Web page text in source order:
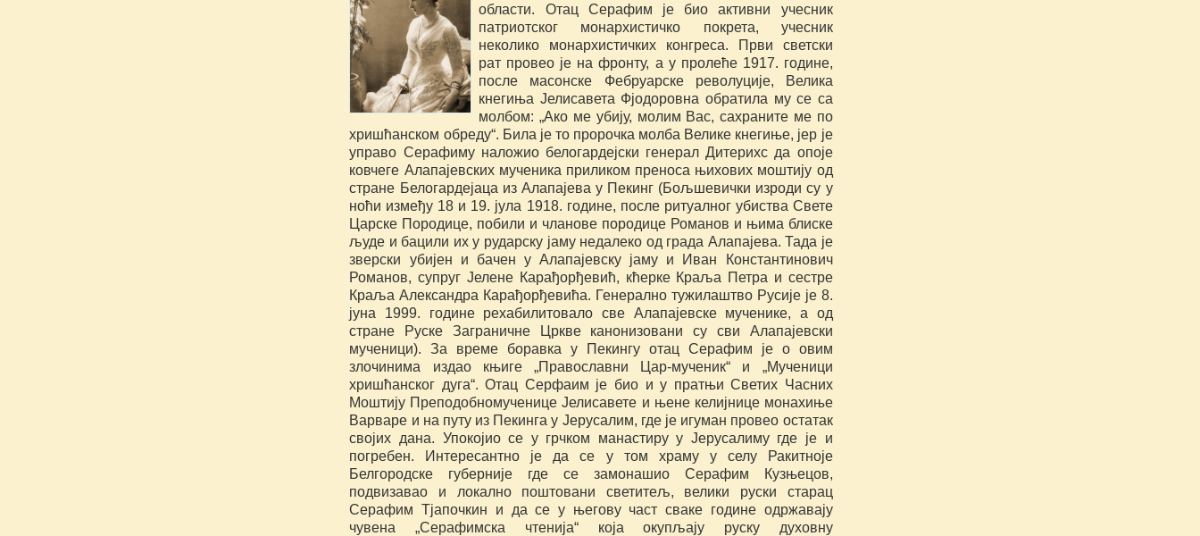
области. Отац Серафим је био активни учесник
патриотског монархистичко покрета, учесник
неколико монархистичких конгреса. Први светски
рат провео је на фронту, а у пролеће 1917. године,
после масонске Фебруарске револуције, Велика
кнегиња Јелисавета Фјодоровна обратила му се са
молбом: „Ако ме убију, молим Вас, сахраните ме по
хришћанском обреду“. Била је то пророчка молба Велике кнегиње, јер је
управо Серафиму наложио белогардејски генерал Дитерихс да опоје
ковчеге Алапајевских мученика приликом преноса њихових моштију од
стране Белогардејаца из Алапајева у Пекинг (Бољшевички изроди су у
ноћи између 18 и 19. јула 1918. године, после ритуалног убиства Свете
Царске Породице, побили и чланове породице Романов и њима блиске
људе и бацили их у рударску јаму недалеко од града Алапајева. Тада је
зверски убијен и бачен у Алапајевску јаму и Иван Константинович
Романов, супруг Јелене Карађорђевић, кћерке Краља Петра и сестре
Краља Александра Карађорђевића. Генерално тужилаштво Русије је 8.
јуна 1999. године рехабилитовало све Алапајевске мученике, а од
стране Руске Заграничне Цркве канонизовани су сви Алапајевски
мученици). За време боравка у Пекингу отац Серафим је о овим
злочинима издао књиге „Православни Цар-мученик“ и „Мученици
хришћанског дуга“. Отац Серфаим је био и у пратњи Светих Часних
Моштију Преподобномученице Јелисавете и њене келијнице монахиње
Варваре и на путу из Пекинга у Јерусалим, где је игуман провео остатак
својих дана. Упокојио се у грчком манастиру у Јерусалиму где је и
погребен. Интересантно је да се у том храму у селу Ракитноје
Белгородске губерније где се замонашио Серафим Кузњецов,
подвизавао и локално поштовани светитељ, велики руски старац
Серафим Тјапочкин и да се у његову част сваке године одржавају
чувена „Серафимска чтенија“ која окупљају руску духовну